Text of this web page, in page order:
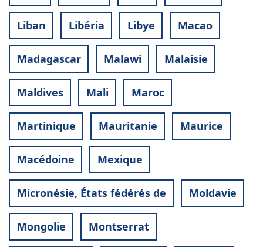
Liban Libéria Libye Macao
Madagascar Malawi Malaisie
Maldives Mali Maroc
Martinique Mauritanie Maurice
Macédoine Mexique
Micronésie, États fédérés de Moldavie
Mongolie Montserrat